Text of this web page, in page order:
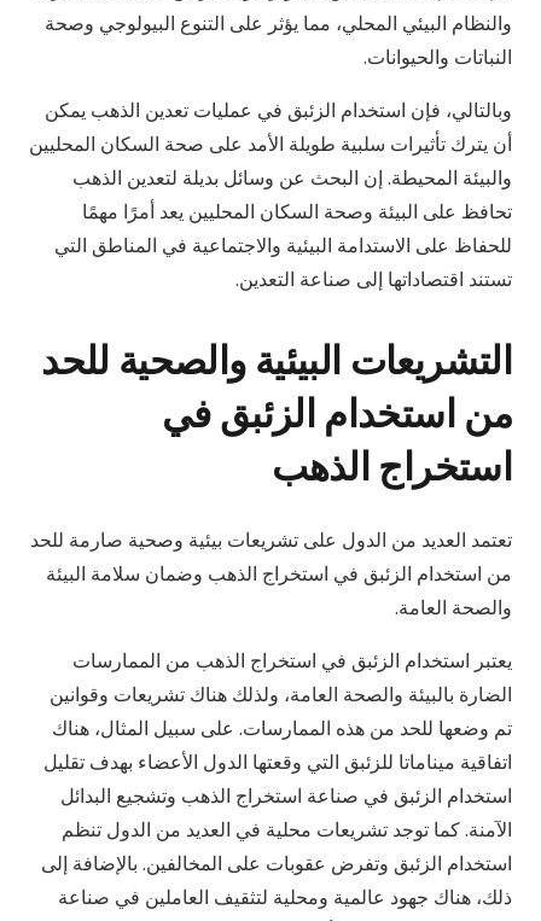
والنظام البيئي المحلي، مما يؤثر على التنوع البيولوجي وصحة
النباتات والحيوانات.
وبالتالي، فإن استخدام الزئبق في عمليات تعدين الذهب يمكن
أن يترك تأثيرات سلبية طويلة الأمد على صحة السكان المحليين
والبيئة المحيطة. إن البحث عن وسائل بديلة لتعدين الذهب
تحافظ على البيئة وصحة السكان المحليين يعد أمرًا مهمًا
للحفاظ على الاستدامة البيئية والاجتماعية في المناطق التي
تستند اقتصاداتها إلى صناعة التعدين.
التشريعات البيئية والصحية للحد
من استخدام الزئبق في
استخراج الذهب
تعتمد العديد من الدول على تشريعات بيئية وصحية صارمة للحد
من استخدام الزئبق في استخراج الذهب وضمان سلامة البيئة
والصحة العامة.
يعتبر استخدام الزئبق في استخراج الذهب من الممارسات
الضارة بالبيئة والصحة العامة، ولذلك هناك تشريعات وقوانين
تم وضعها للحد من هذه الممارسات. على سبيل المثال، هناك
اتفاقية ميناماتا للزئبق التي وقعتها الدول الأعضاء بهدف تقليل
استخدام الزئبق في صناعة استخراج الذهب وتشجيع البدائل
الآمنة. كما توجد تشريعات محلية في العديد من الدول تنظم
استخدام الزئبق وتفرض عقوبات على المخالفين. بالإضافة إلى
ذلك، هناك جهود عالمية ومحلية لتثقيف العاملين في صناعة